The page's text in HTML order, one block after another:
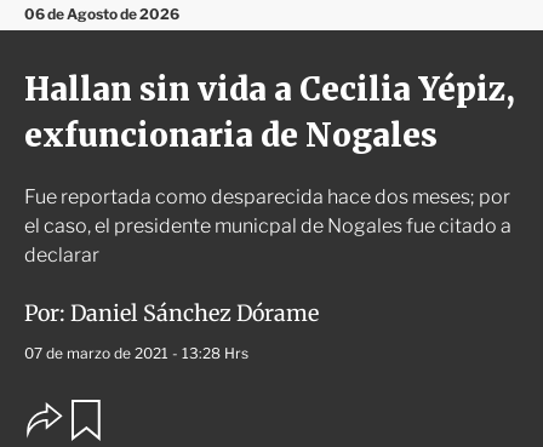
n
ú
06 de Agosto de 2026
a
r
i
ó
l
i
o
r
Hallan sin vida a Cecilia Yépiz,
exfuncionaria de Nogales
Fue reportada como desparecida hace dos meses; por
el caso, el presidente municpal de Nogales fue citado a
declarar
Por: Daniel Sánchez Dórame
07 de marzo de 2021 - 13:28 Hrs
O
p